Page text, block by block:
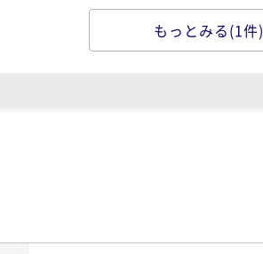
ンプルSTAY！1日1組限定
もっとみる(1件)